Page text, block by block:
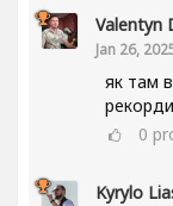
Valentyn
Jan 26,
як там
0
Kyrylo